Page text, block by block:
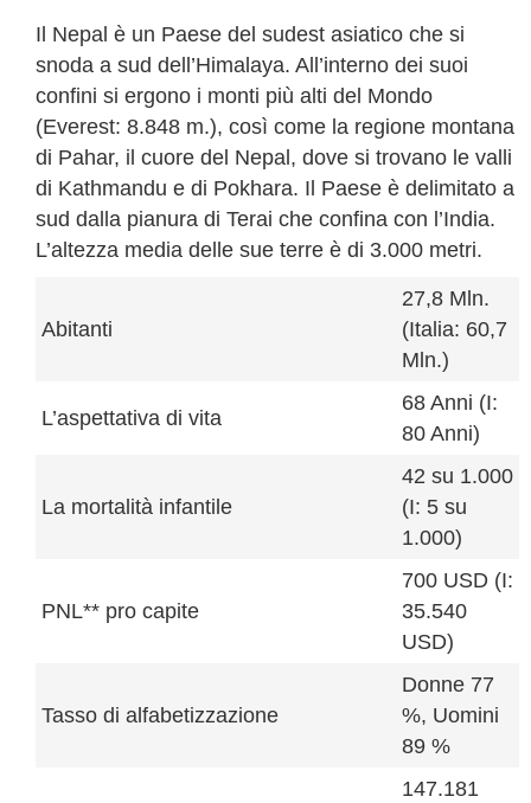
Il Nepal è un Paese del sudest asiatico che si
snoda a sud dell’Himalaya. All’interno dei suoi
confini si ergono i monti più alti del Mondo
(Everest: 8.848 m.), così come la regione montana
di Pahar, il cuore del Nepal, dove si trovano le valli
di Kathmandu e di Pokhara. Il Paese è delimitato a
sud dalla pianura di Terai che confina con l’India.
L’altezza media delle sue terre è di 3.000 metri.
Abitanti
27,8 Mln.
(Italia: 60,7
Mln.)
L’aspettativa di vita
68 Anni (I:
80 Anni)
La mortalità infantile
42 su 1.000
(I: 5 su
1.000)
PNL** pro capite
700 USD (I:
35.540
USD)
Tasso di alfabetizzazione
Donne 77
%, Uomini
89 %
147.181